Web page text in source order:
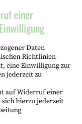
einer
Daten
Richtlinien-
eine Einwilligung zur
jederzeit zu
auf Widerruf einer
hierzu jederzeit